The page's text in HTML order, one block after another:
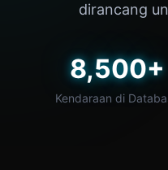
dirancang
8,500+
Kendaraan di